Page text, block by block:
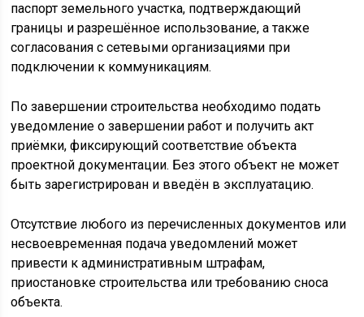
паспорт земельного участка, подтверждающий
границы и разрешённое использование, а также
согласования с сетевыми организациями при
подключении к коммуникациям.
По завершении строительства необходимо подать
уведомление о завершении работ и получить акт
приёмки, фиксирующий соответствие объекта
проектной документации. Без этого объект не может
быть зарегистрирован и введён в эксплуатацию.
Отсутствие любого из перечисленных документов или
несвоевременная подача уведомлений может
привести к административным штрафам,
приостановке строительства или требованию сноса
объекта.